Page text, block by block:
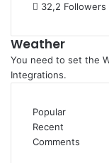
32,2 Followers
Weather
You need to set the
Integrations.
Popular
Recent
Comments